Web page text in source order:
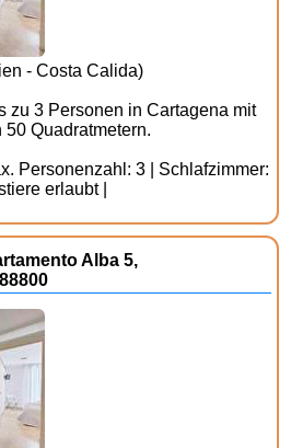
- Costa Calida)
zu 3 Personen in Cartagena mit
Quadratmetern.
Personenzahl: 3 | Schlafzimmer:
erlaubt |
Alba 5,